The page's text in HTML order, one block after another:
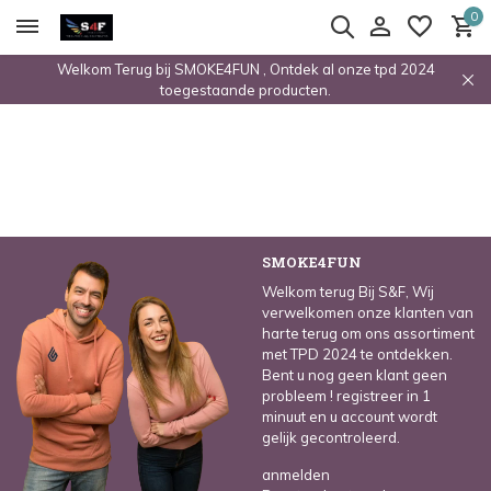
0
Welkom Terug bij SMOKE4FUN , Ontdek al onze tpd 2024
toegestaande producten.
SMOKE4FUN
Welkom terug Bij S&F, Wij
verwelkomen onze klanten van
harte terug om ons assortiment
met TPD 2024 te ontdekken.
Bent u nog geen klant geen
probleem ! registreer in 1
minuut en u account wordt
gelijk gecontroleerd.
anmelden